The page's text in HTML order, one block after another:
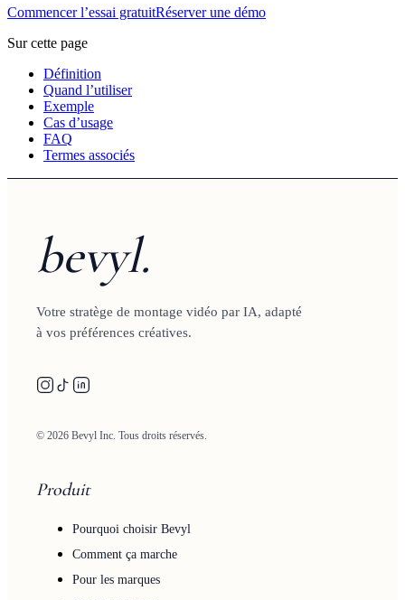
Commencer l’essai gratuitRéserver une démo
Sur cette page
Définition
Quand l’utiliser
Exemple
Cas d’usage
FAQ
Termes associés
bevyl.
Votre stratège de montage vidéo par IA, adapté
à vos préférences créatives.
© 2026 Bevyl Inc. Tous droits réservés.
Produit
Pourquoi choisir Bevyl
Comment ça marche
Pour les marques